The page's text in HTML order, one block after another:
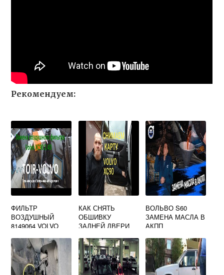
Рекомендуем:
ФИЛЬТР
ВОЗДУШНЫЙ
8149064 VOLVO
КАК СНЯТЬ
ОБШИВКУ
ЗАДНЕЙ ДВЕРИ
ВОЛЬВО S60
ЗАМЕНА МАСЛА В
АКПП